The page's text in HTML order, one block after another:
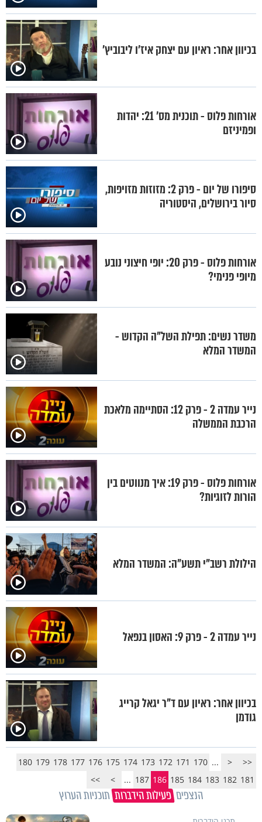
בכיוון אחר: ראיון עם יצחק איז’ו ליבוביץ’
אורחות פלוס - תוכנית מס' 21: יהדות
ופמיניזם
סיפורו של יום - פרק 2: מזוזות מזויפות,
סיור בירושלים, היסטוריה
אורחות פלוס - פרק 20: יופי חיצוני נובע
מיופי פנימי?
משדר נשים: תפילת השל"ה הקדוש -
המשדר המלא
נייר עמדה 2 - פרק 12: הסתיימה מלאכת
הרכבת הממשלה
אורחות פלוס - פרק 19: איך מנווטים בין
הורות לזוגיות?
הילולת רשב"י תשע"ה: המשדר המלא
נייר עמדה 2 - פרק 9: האסון בנפאל
בכיוון אחר: ראיון עם ד"ר יגאל קרייג
גודמן
<<
<
...
170
171
172
173
174
175
176
177
178
179
180
181
182
183
184
185
186
187
...
>
>>
הנצפים פעילות הידברות תוכניות הערוץ